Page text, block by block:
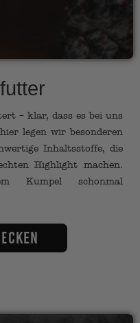
– klar, dass es bei uns
legen wir besonderen
Inhaltsstoffe, die
Highlight machen.
Kumpel schonmal